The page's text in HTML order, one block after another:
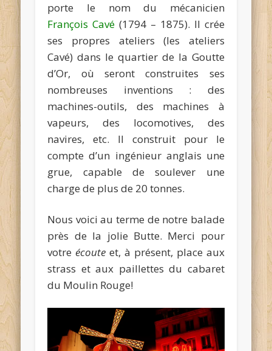
porte le nom du mécanicien
François Cavé (1794 – 1875). Il crée
ses propres ateliers (les ateliers
Cavé) dans le quartier de la Goutte
d’Or, où seront construites ses
nombreuses inventions : des
machines-outils, des machines à
vapeurs, des locomotives, des
navires, etc. Il construit pour le
compte d’un ingénieur anglais une
grue, capable de soulever une
charge de plus de 20 tonnes.
Nous voici au terme de notre balade
près de la jolie Butte. Merci pour
votreécoute et, à présent, place aux
strass et aux paillettes du cabaret
du Moulin Rouge!